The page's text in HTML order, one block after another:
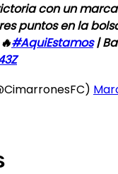
con un
puntos en la
#AquiEstamos|